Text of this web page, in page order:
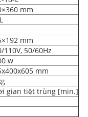
mm
mm
110V, 50/60Hz
w
mm
gian tiệt trùng [min.]